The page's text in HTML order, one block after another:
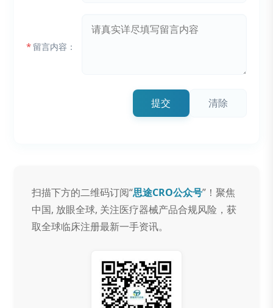
* 留言内容：
提交 清除
扫描下方的二维码订阅“思途CRO公众号”！聚焦
中国, 放眼全球, 关注医疗器械产品合规风险，获
取全球临床注册最新一手资讯。